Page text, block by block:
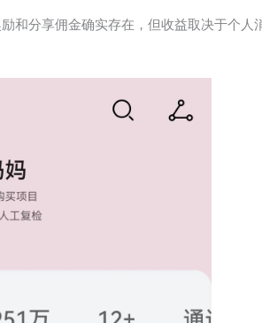
和分享佣金确实存在，但收益取决于个